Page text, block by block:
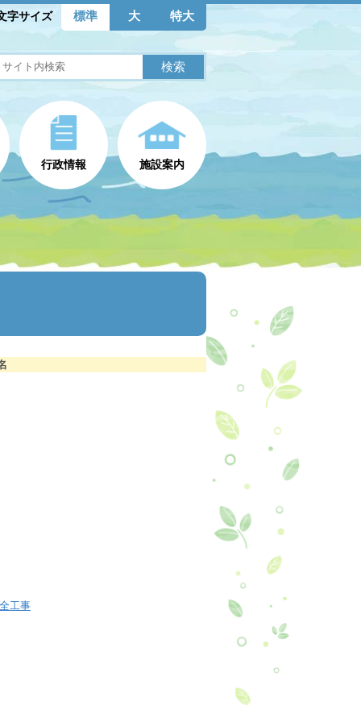
字サイズ 標準 大 特大
行政情報 施設案内
工事